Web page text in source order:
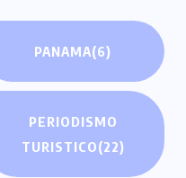
PANAMA(6)
PERIODISMO
TURISTICO(22)